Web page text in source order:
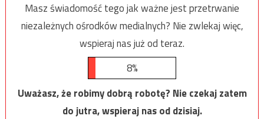
Masz świadomość tego jak ważne jest przetrwanie
niezależnych ośrodków medialnych? Nie zwlekaj więc,
wspieraj nas już od teraz.
8%
Uważasz, że robimy dobrą robotę? Nie czekaj zatem
do jutra, wspieraj nas od dzisiaj.